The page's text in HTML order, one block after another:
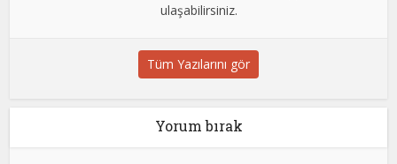
ulaşabilirsiniz.
Tüm Yazılarını gör
Yorum bırak